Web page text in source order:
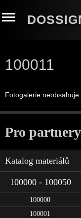
100011
Fotogalerie neobsahuje
Pro partnery
Katalog materiálů
100000 - 100050
100000
100001